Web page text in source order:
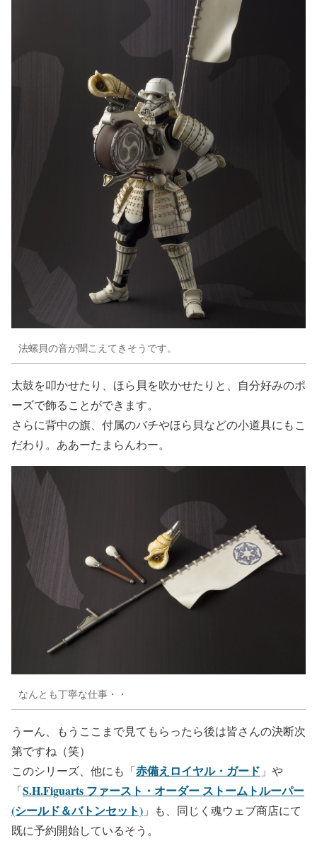
法螺貝の音が聞こえてきそうです。
太鼓を叩かせたり、ほら貝を吹かせたりと、自分好みのポ
ーズで飾ることができます。
さらに背中の旗、付属のバチやほら貝などの小道具にもこ
だわり。ああーたまらんわー。
なんとも丁寧な仕事・・
うーん、もうここまで見てもらったら後は皆さんの決断次
第ですね（笑）
このシリーズ、他にも「赤備えロイヤル・ガード 」や
「S.H.Figuarts ファースト・オーダー ストームトルーパー
(シールド＆バトンセット) 」も、同じく魂ウェブ商店にて
既に予約開始しているそう。